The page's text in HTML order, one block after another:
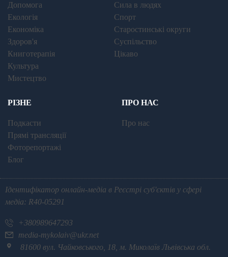
Допомога
Екологія
Економіка
Здоров'я
Книготерапія
Культура
Мистецтво
Сила в людях
Спорт
Старостинські округи
Суспільство
Цікаво
РІЗНЕ
Подкасти
Прямі трансляції
Фоторепортажі
Блог
ПРО НАС
Про нас
Ідентифікатор онлайн-медіа в Реєстрі суб'єктів у сфері
медіа: R40-05291
+380989647293
media-mykolaiv@ukr.net
81600 вул. Чайковського, 18, м. Миколаїв Львівська обл.